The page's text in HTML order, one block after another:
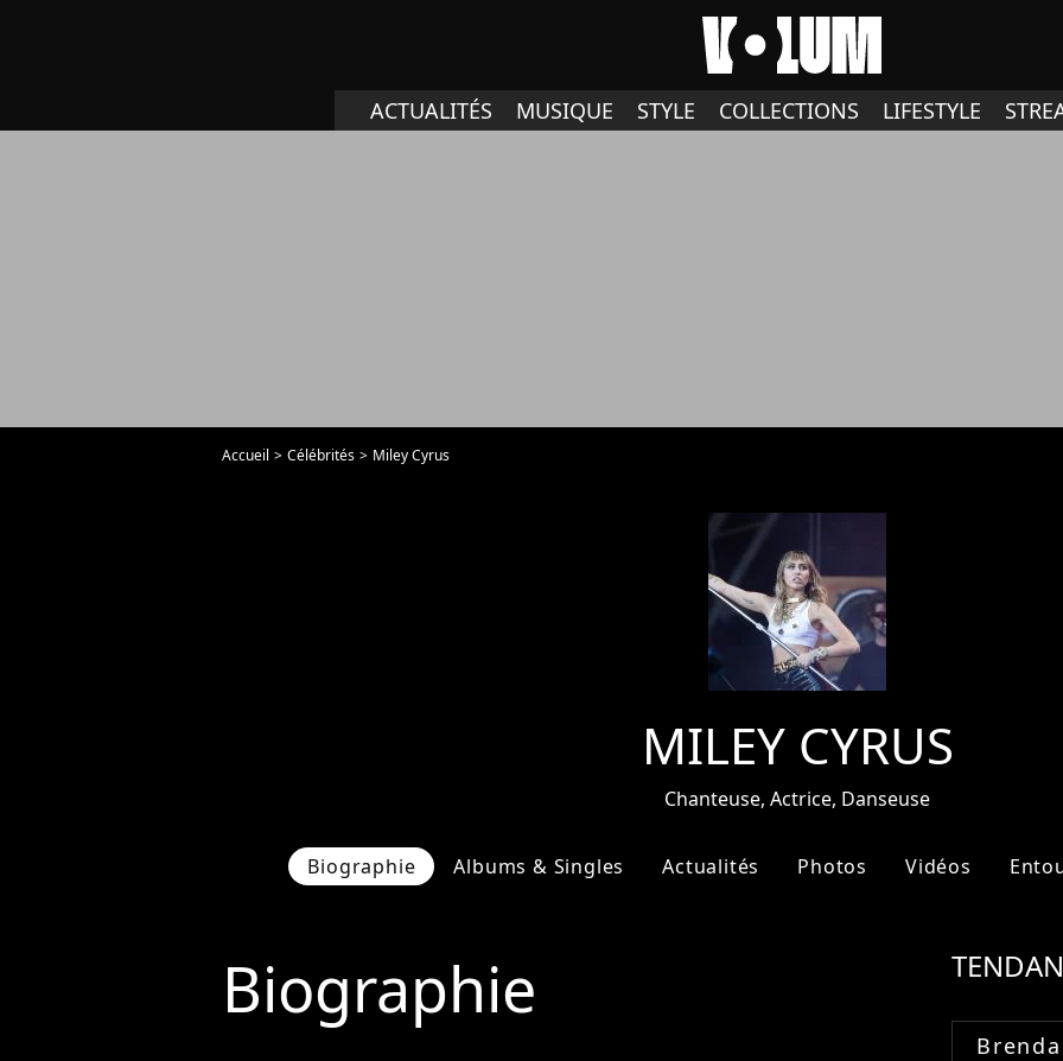
ACTUALITÉS MUSIQUE STYLE COLLECTIONS LIFESTYLE
Accueil Célébrités Miley Cyrus
MILEY CYRUS
Chanteuse, Actrice, Danseuse
Biographie Albums & Singles Actualités Photos Vidéos
Biographie